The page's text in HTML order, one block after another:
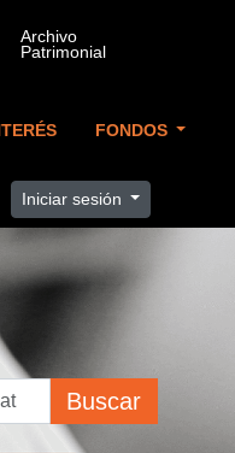
FONDOS
Iniciar sesión
Buscar